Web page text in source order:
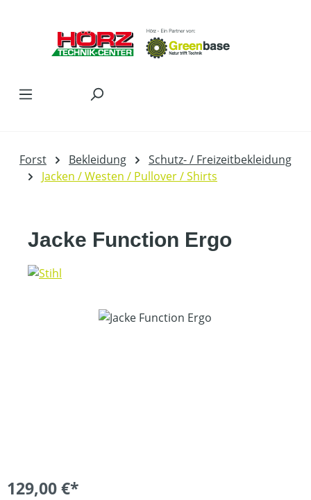
Forst Bekleidung
Schutz- / Freizeitbekleidung
Jacken / Westen / Pullover / Shirts
Jacke Function Ergo
Bildergalerie überspringen
129,00 €*